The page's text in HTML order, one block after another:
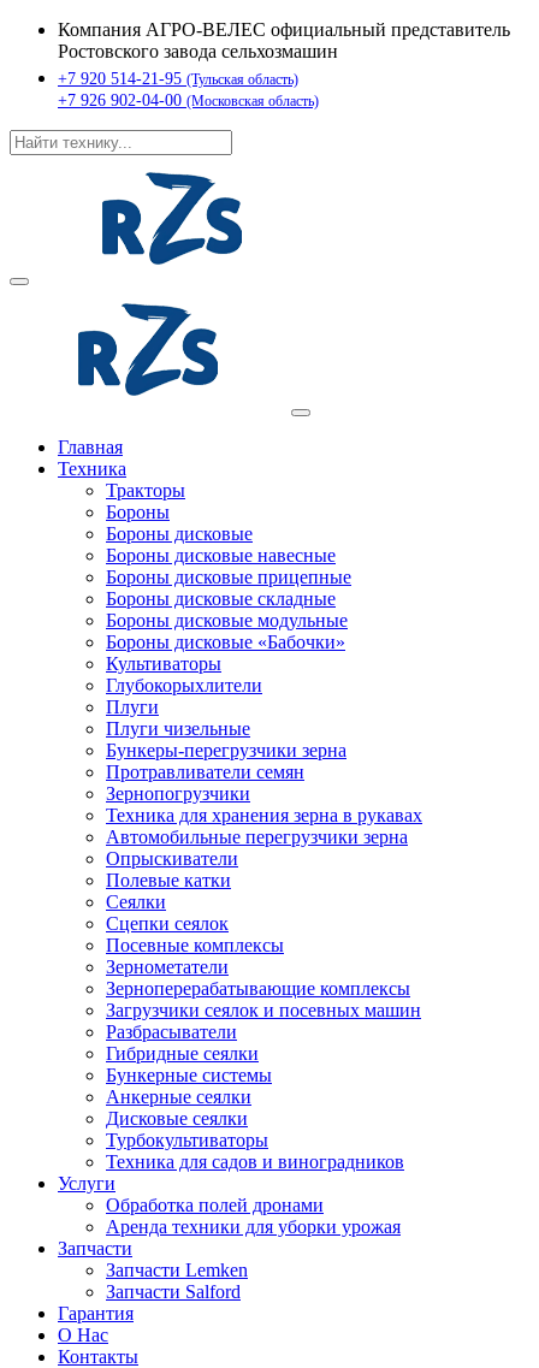
Компания АГРО-ВЕЛЕС официальный представитель
Ростовского завода сельхозмашин
+7 920 514-21-95 (Тульская область)
+7 926 902-04-00 (Московская область)
Главная
Техника
Тракторы
Бороны
Бороны дисковые
Бороны дисковые навесные
Бороны дисковые прицепные
Бороны дисковые складные
Бороны дисковые модульные
Бороны дисковые «Бабочки»
Культиваторы
Глубокорыхлители
Плуги
Плуги чизельные
Бункеры-перегрузчики зерна
Протравливатели семян
Зернопогрузчики
Техника для хранения зерна в рукавах
Автомобильные перегрузчики зерна
Опрыскиватели
Полевые катки
Сеялки
Сцепки сеялок
Посевные комплексы
Зернометатели
Зерноперерабатывающие комплексы
Загрузчики сеялок и посевных машин
Разбрасыватели
Гибридные сеялки
Бункерные системы
Анкерные сеялки
Дисковые сеялки
Турбокультиваторы
Техника для садов и виноградников
Услуги
Обработка полей дронами
Аренда техники для уборки урожая
Запчасти
Запчасти Lemken
Запчасти Salford
Гарантия
О Нас
Контакты